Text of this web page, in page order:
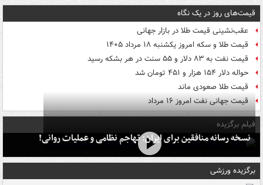
قیمت‌های روز در یک نگاه
عقب‌نشینی قیمت طلا در بازار جهانی
قیمت طلا و سکه امروز یکشنبه ۱۸ مرداد ۱۴۰۵
قیمت نفت به ۸۳ دلار و ۵۵ سنت در هر بشکه رسید
حواله دلار ۱۵۴ هزار و ۴۵۱ تومان شد
قیمت طلا صعودی ماند
قیمت جهانی نفت امروز ۱۶ مرداد
فیلم برگزیده
نسخه رسانه منافقین برای ایران: تهاجم نظامی و عملیات روانی!
برگزیده ورزشی